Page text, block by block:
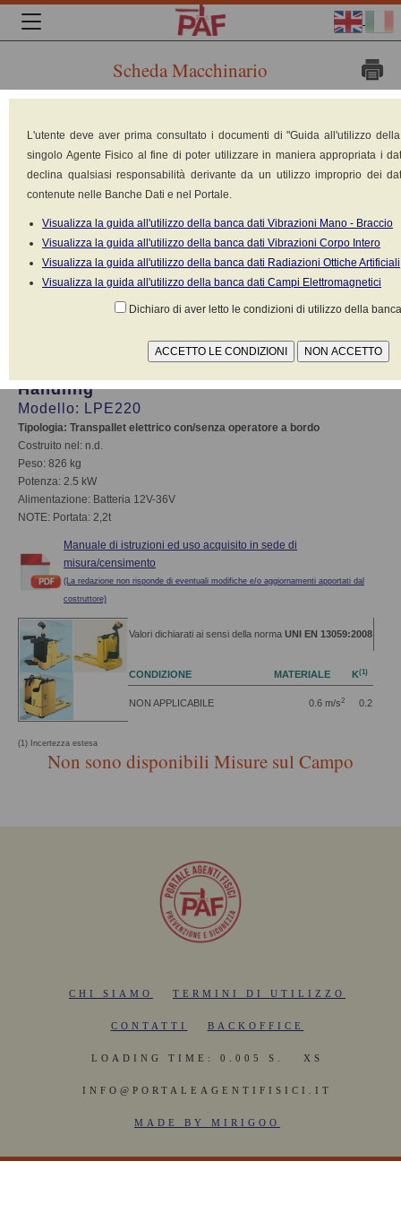
Scheda Macchinario
Toyota
Material
Handling
Modello: LPE220
Tipologia: Transpallet elettrico con/senza operatore a bordo
Costruito nel: n.d.
Peso: 826 kg
Potenza: 2.5 kW
Alimentazione: Batteria 12V-36V
NOTE: Portata: 2,2t
Manuale di istruzioni ed uso acquisito in sede di
misura/censimento
(La redazione non risponde di eventuali modifiche e/o aggiornamenti apportati dal
costruttore)
Valori dichiarati ai sensi della norma UNI EN 13059:2008
CONDIZIONE MATERIALE K(1)
NON APPLICABILE 0.6 m/s2 0.2
(1) Incertezza estesa
Non sono disponibili Misure sul Campo
CHI SIAMO TERMINI DI UTILIZZO
CONTATTI BACKOFFICE
LOADING TIME: 0.005 S. XS
INFO@PORTALEAGENTIFISICI.IT
MADE BY MIRIGOO
L'utente deve aver prima consultato i documenti di "Guida all'utilizzo
singolo Agente Fisico al fine di poter utilizzare in maniera appropriata i
declina qualsiasi responsabilità derivante da un utilizzo improprio dei
contenute nelle Banche Dati e nel Portale.
Visualizza la guida all'utilizzo della banca dati Vibrazioni Mano - Braccio
Visualizza la guida all'utilizzo della banca dati Vibrazioni Corpo Intero
Visualizza la guida all'utilizzo della banca dati Radiazioni Ottiche Artificiali
Visualizza la guida all'utilizzo della banca dati Campi Elettromagnetici
Dichiaro di aver letto le condizioni di utilizzo della